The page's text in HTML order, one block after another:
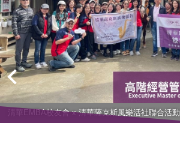
清華EMBA校友會 x 清華薩克斯風樂活社聯合活動